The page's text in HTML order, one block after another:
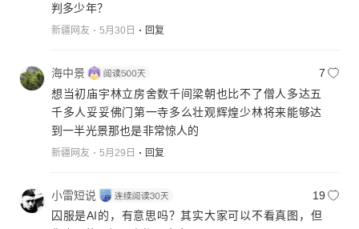
判多少年？
新疆网友 5月30日 回复
海中景
7
想当初庙宇林立房舍数千间梁朝也比不了僧人多达五
千多人妥妥佛门第一寺多么壮观辉煌少林将来能够达
到一半光景那也是非常惊人的
新疆网友 5月29日 回复
小雷短说
19
囚服是AI的，有意思吗？其实大家可以不看真图，但